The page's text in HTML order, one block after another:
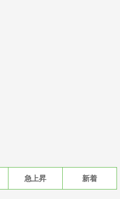
急上昇 新着